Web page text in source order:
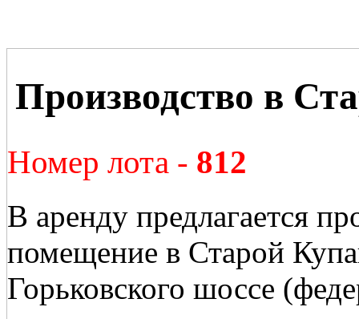
Производство в
Номер лота - 812
В аренду предлагается
помещение в Старой
Горьковского шоссе